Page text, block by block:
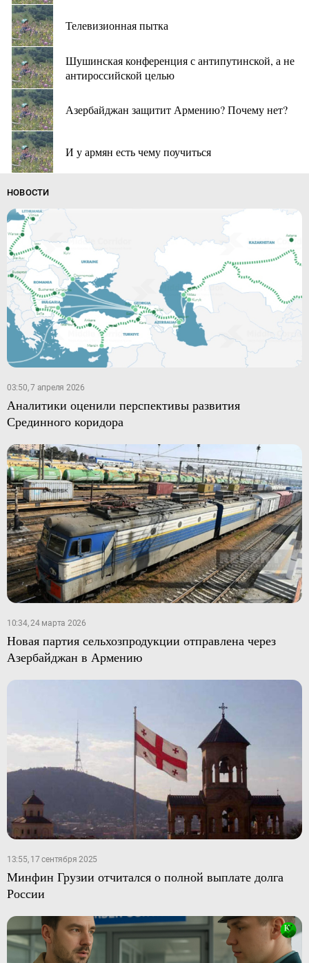
Телевизионная пытка
Шушинская конференция с антипутинской, а не
антироссийской целью
Азербайджан защитит Армению? Почему нет?
И у армян есть чему поучиться
НОВОСТИ
03:50, 7 апреля 2026
Аналитики оценили перспективы развития
Срединного коридора
10:34, 24 марта 2026
Новая партия сельхозпродукции отправлена через
Азербайджан в Армению
13:55, 17 сентября 2025
Минфин Грузии отчитался о полной выплате долга
России